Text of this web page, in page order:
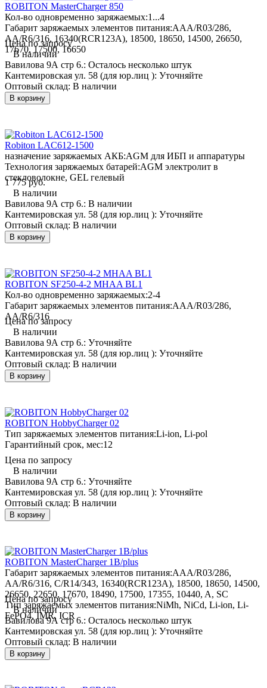
ROBITON MasterCharger 850
Кол-во одновременно заряжаемых:1...4
Габарит заряжаемых элементов питания:AAA/R03/286,
AA/R6/316, 16340(RCR123A), 18500, 18650, 14500, 26650,
17670, 17500, 16650
Цена по запросу
В наличии
Вавилова 9А стр 6.: Осталось несколько штук
Кантемировская ул. 58 (для юр.лиц ): Уточняйте
Оптовый склад: В наличии
В корзину
Robiton LAC612-1500
назначение заряжаемых АКБ:AGM для ИБП и аппаратуры
Технология заряжаемых батарей:AGM электролит в
стекловолокне, GEL гелевый
1 775 руб.
В наличии
Вавилова 9А стр 6.: В наличии
Кантемировская ул. 58 (для юр.лиц ): Уточняйте
Оптовый склад: В наличии
В корзину
ROBITON SF250-4-2 MHAA BL1
Кол-во одновременно заряжаемых:2-4
Габарит заряжаемых элементов питания:AAA/R03/286,
AA/R6/316
Цена по запросу
В наличии
Вавилова 9А стр 6.: Уточняйте
Кантемировская ул. 58 (для юр.лиц ): Уточняйте
Оптовый склад: В наличии
В корзину
ROBITON HobbyCharger 02
Тип заряжаемых элементов питания:Li-ion, Li-pol
Гарантийный срок, мес:12
Цена по запросу
В наличии
Вавилова 9А стр 6.: Уточняйте
Кантемировская ул. 58 (для юр.лиц ): Уточняйте
Оптовый склад: В наличии
В корзину
ROBITON MasterCharger 1B/plus
Габарит заряжаемых элементов питания:AAA/R03/286,
AA/R6/316, C/R14/343, 16340(RCR123A), 18500, 18650, 14500,
26650, 22650, 17670, 18490, 17500, 17355, 10440, A, SC
Тип заряжаемых элементов питания:NiMh, NiCd, Li-ion, Li-
FePO4, IMR, ICR
Цена по запросу
В наличии
Вавилова 9А стр 6.: Осталось несколько штук
Кантемировская ул. 58 (для юр.лиц ): Уточняйте
Оптовый склад: В наличии
В корзину